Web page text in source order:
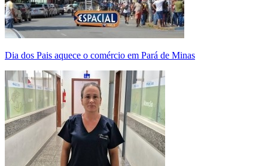
Dia dos Pais aquece o comércio em Pará de Minas